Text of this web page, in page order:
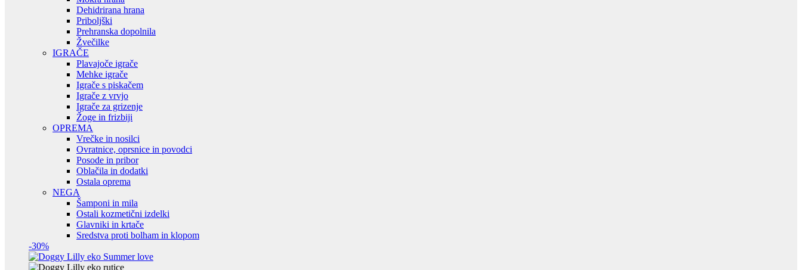
Dehidrirana hrana
Priboljški
Prehranska dopolnila
Žvečilke
IGRAČE
Plavajoče igrače
Mehke igrače
Igrače s piskačem
Igrače z vrvjo
Igrače za grizenje
Žoge in frizbiji
OPREMA
Vrečke in nosilci
Ovratnice, oprsnice in povodci
Posode in pribor
Oblačila in dodatki
Ostala oprema
NEGA
Šamponi in mila
Ostali kozmetični izdelki
Glavniki in krtače
Sredstva proti bolham in klopom
-30%